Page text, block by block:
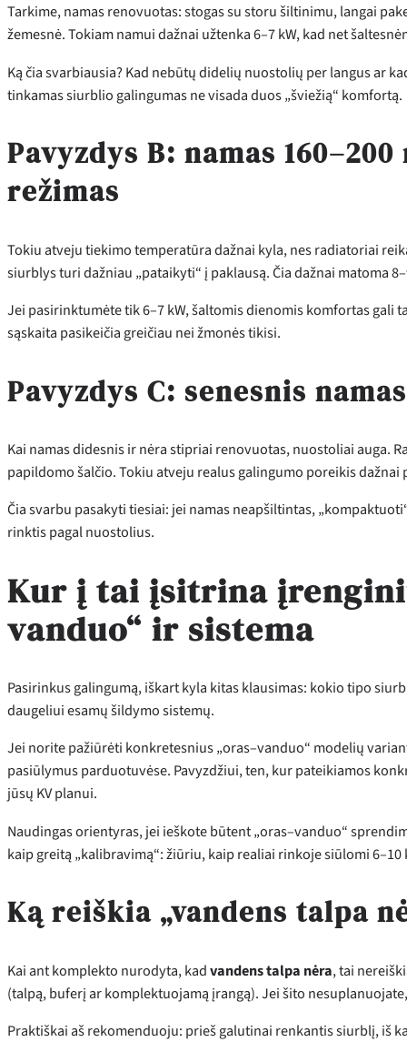
Tarkime, namas renovuotas: stogas su storu šiltinimu, langai
žemesnė. Tokiam namui dažnai užtenka 6–7 kW, kad net
Ką čia svarbiausia? Kad nebūtų didelių nuostolių per langus ar
tinkamas siurblio galingumas ne visada duos „šviežią“ komfortą.
Pavyzdys B: namas
režimas
Tokiu atveju tiekimo temperatūra dažnai kyla, nes radiatoriai
siurblys turi dažniau „pataikyti“ į paklausą. Čia dažnai matoma
Jei pasirinktumėte tik 6–7 kW, šaltomis dienomis komfortas
sąskaita pasikeičia greičiau nei žmonės tikisi.
Pavyzdys C: senesnis
Kai namas didesnis ir nėra stipriai renovuotas, nuostoliai auga.
papildomo šalčio. Tokiu atveju realus galingumo poreikis dažnai
Čia svarbu pasakyti tiesiai: jei namas neapšiltintas,
rinktis pagal nuostolius.
Kur į tai įsitrina
vanduo“ ir sistema
Pasirinkus galingumą, iškart kyla kitas klausimas: kokio tipo
daugeliui esamų šildymo sistemų.
Jei norite pažiūrėti konkretesnius „oras–vanduo“ modelių
pasiūlymus parduotuvėse. Pavyzdžiui, ten, kur pateikiamos
jūsų KV planui.
Naudingas orientyras, jei ieškote būtent „oras–vanduo“
kaip greitą „kalibravimą“: žiūriu, kaip realiai rinkoje siūlomi
Ką reiškia „vandens talpa
Kai ant komplekto nurodyta, kadvandens talpa nėra, tai
(talpą, buferį ar komplektuojamą įrangą). Jei šito
Praktiškai aš rekomenduoju: prieš galutinai renkantis siurblį, iš